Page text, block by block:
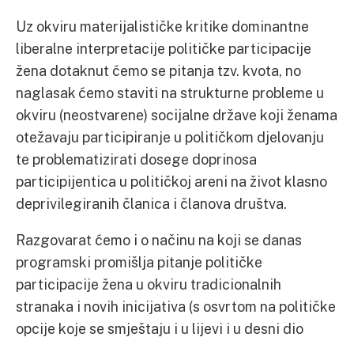
Uz okviru materijalističke kritike dominantne
liberalne interpretacije političke participacije
žena dotaknut ćemo se pitanja tzv. kvota, no
naglasak ćemo staviti na strukturne probleme u
okviru (neostvarene) socijalne države koji ženama
otežavaju participiranje u političkom djelovanju
te problematizirati dosege doprinosa
participijentica u političkoj areni na život klasno
deprivilegiranih članica i članova društva.
Razgovarat ćemo i o načinu na koji se danas
programski promišlja pitanje političke
participacije žena u okviru tradicionalnih
stranaka i novih inicijativa (s osvrtom na političke
opcije koje se smještaju i u lijevi i u desni dio